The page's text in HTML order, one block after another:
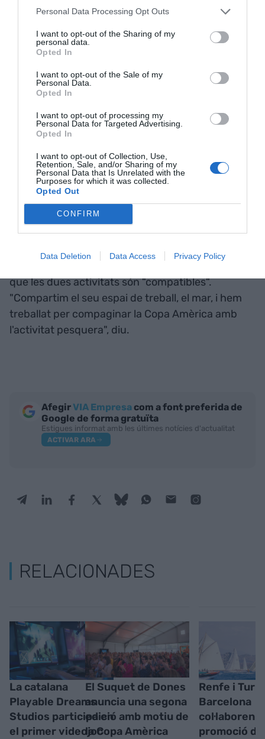
Personal Data Processing Opt Outs
I want to opt-out of the Sharing of my
personal data.
Opted In
I want to opt-out of the Sale of my
Personal Data.
Opted In
I want to opt-out of processing my
Personal Data for Targeted Advertising.
Opted In
I want to opt-out of Collection, Use,
Retention, Sale, and/or Sharing of my
Personal Data that Is Unrelated with the
Purposes for which it was collected.
Opted Out
CONFIRM
Data Deletion Data Access Privacy Policy
teixit associatiu i cultural
Esther Jorquera
plataforma 'No a la Copa Amèrica', rebutja
l'episodi esportiu, ja que creu que serà un
la cita esportiva afectarà negativament la
mobilitat, el medi ambient i l'habitatge. "És la
cirereta del pastís", diu Jorquera, que apunta al
benefici privat i la turistificació.
Vilumara afegeix, però, que els actors que fan
activitat al Port Vell han de poder compatibilitzar
la seva feina durant tots els dies, ja que és un
esdeveniment llarg. Aquí hi inclou els pescadors,
que les dues activitats són "compatibles".
"Compartim el seu espai de treball, el mar, i hem
treballat per compaginar la Copa Amèrica amb
l'activitat pesquera", diu.
AfegirVIA Empresa com a font preferida de
Google de forma gratuïta
Estigues informat amb les últimes notícies d'actualitat
ACTIVAR ARA
RELACIONADES
La catalana
Playable Dreams
Studios participa en
el primer videojoc
El Suquet de Dones
anuncia una segona
edició amb motiu de
la Copa Amèrica
Renfe i
Barcelona
col·laboren
promoció de